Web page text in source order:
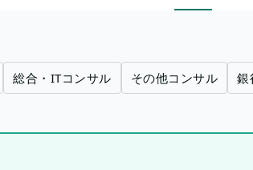
総合・ITコンサル その他コンサル 銀